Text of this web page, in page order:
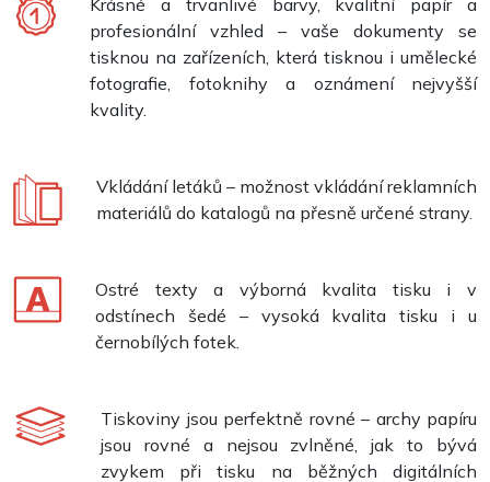
profesionální vzhled – vaše dokumenty se
tisknou na zařízeních, která tisknou i umělecké
fotografie, fotoknihy a oznámení nejvyšší
kvality.
Vkládání letáků – možnost vkládání reklamních
materiálů do katalogů na přesně určené strany.
Ostré texty a výborná kvalita tisku i v
odstínech šedé – vysoká kvalita tisku i u
černobílých fotek.
Tiskoviny jsou perfektně rovné – archy papíru
jsou rovné a nejsou zvlněné, jak to bývá
zvykem při tisku na běžných digitálních